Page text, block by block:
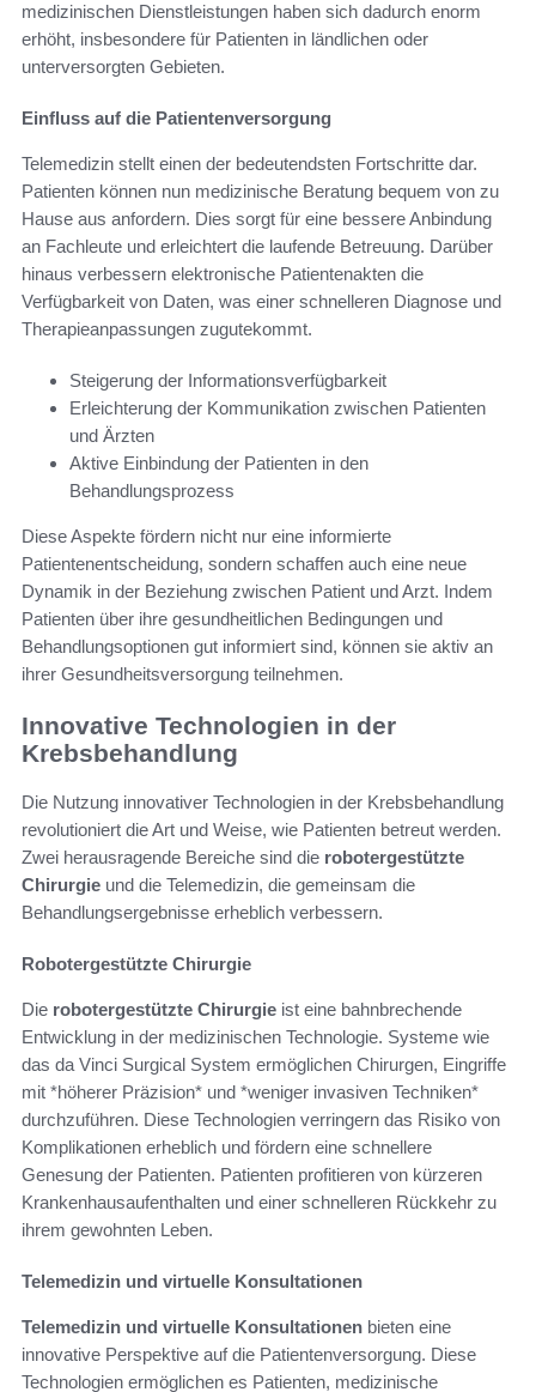
medizinischen Dienstleistungen haben sich dadurch enorm
erhöht, insbesondere für Patienten in ländlichen oder
unterversorgten Gebieten.
Einfluss auf die Patientenversorgung
Telemedizin stellt einen der bedeutendsten Fortschritte dar.
Patienten können nun medizinische Beratung bequem von zu
Hause aus anfordern. Dies sorgt für eine bessere Anbindung
an Fachleute und erleichtert die laufende Betreuung. Darüber
hinaus verbessern elektronische Patientenakten die
Verfügbarkeit von Daten, was einer schnelleren Diagnose und
Therapieanpassungen zugutekommt.
Steigerung der Informationsverfügbarkeit
Erleichterung der Kommunikation zwischen Patienten
und Ärzten
Aktive Einbindung der Patienten in den
Behandlungsprozess
Diese Aspekte fördern nicht nur eine informierte
Patientenentscheidung, sondern schaffen auch eine neue
Dynamik in der Beziehung zwischen Patient und Arzt. Indem
Patienten über ihre gesundheitlichen Bedingungen und
Behandlungsoptionen gut informiert sind, können sie aktiv an
ihrer Gesundheitsversorgung teilnehmen.
Innovative Technologien in der
Krebsbehandlung
Die Nutzung innovativer Technologien in der Krebsbehandlung
revolutioniert die Art und Weise, wie Patienten betreut werden.
Zwei herausragende Bereiche sind die robotergestützte
Chirurgie und die Telemedizin, die gemeinsam die
Behandlungsergebnisse erheblich verbessern.
Robotergestützte Chirurgie
Die robotergestützte Chirurgie ist eine bahnbrechende
Entwicklung in der medizinischen Technologie. Systeme wie
das da Vinci Surgical System ermöglichen Chirurgen, Eingriffe
mit *höherer Präzision* und *weniger invasiven Techniken*
durchzuführen. Diese Technologien verringern das Risiko von
Komplikationen erheblich und fördern eine schnellere
Genesung der Patienten. Patienten profitieren von kürzeren
Krankenhausaufenthalten und einer schnelleren Rückkehr zu
ihrem gewohnten Leben.
Telemedizin und virtuelle Konsultationen
Telemedizin und virtuelle Konsultationen bieten eine
innovative Perspektive auf die Patientenversorgung. Diese
Technologien ermöglichen es Patienten, medizinische